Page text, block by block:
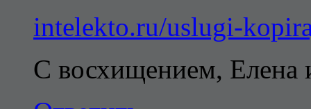
intelekto.ru/uslugi-
С восхищением, Елена